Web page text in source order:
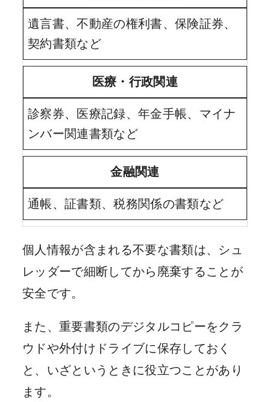
遺言書、不動産の権利書、保険証券、
契約書類など
医療・行政関連
診察券、医療記録、年金手帳、マイナ
ンバー関連書類など
金融関連
通帳、証書類、税務関係の書類など
個人情報が含まれる不要な書類は、シュ
レッダーで細断してから廃棄することが
安全です。
また、重要書類のデジタルコピーをクラ
ウドや外付けドライブに保存しておく
と、いざというときに役立つことがあり
ます。